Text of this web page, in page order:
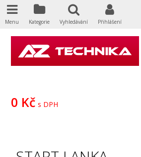
0 Kč s DPH
Menu Kategorie Vyhledávání Přihlášení